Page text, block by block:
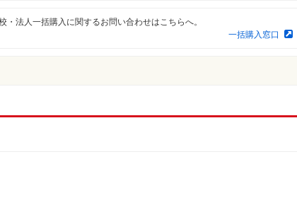
・法人一括購入に関するお問い合わせはこちらへ。
一括購入窓口